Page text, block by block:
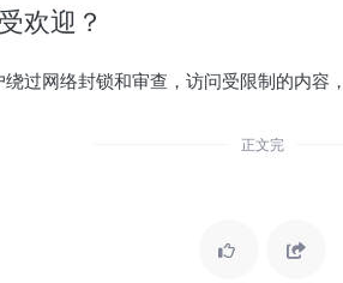
欢迎？
过网络封锁和审查，访问受限制的内容
正文完